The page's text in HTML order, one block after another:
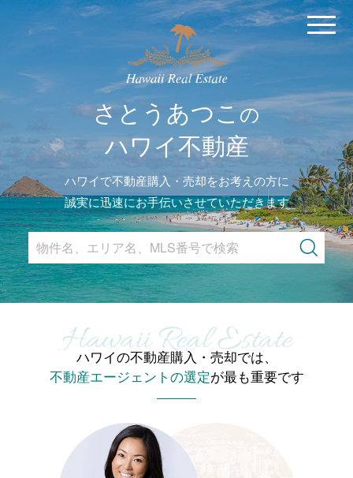
MENU
さとうあつこの
ハワイ不動産
ハワイで不動産購入・売却をお考えの方に
誠実に迅速にお手伝いさせていただきます
Search
ハワイの不動産購入・売却では、
不動産エージェントの選定が最も重要です